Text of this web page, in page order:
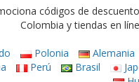
códigos de
Colombia y tiendas en
Polonia Alemania
Perú Brasil